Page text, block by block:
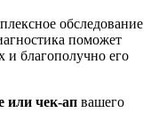
обследование
поможет
и благополучно его
или чек-ап вашего